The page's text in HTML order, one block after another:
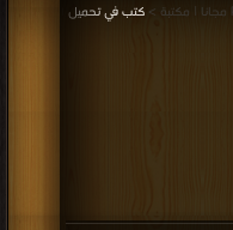
كتب في تحميل